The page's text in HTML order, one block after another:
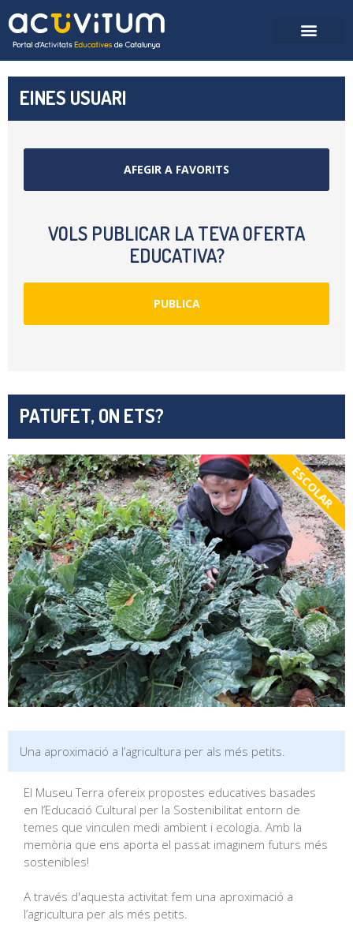
EINES USUARI
AFEGIR A FAVORITS
VOLS PUBLICAR LA TEVA OFERTA
EDUCATIVA?
PUBLICA
PATUFET, ON ETS?
ESCOLAR
Una aproximació a l’agricultura per als més petits.
El Museu Terra ofereix propostes educatives basades
en l’Educació Cultural per la Sostenibilitat entorn de
temes que vinculen medi ambient i ecologia. Amb la
memòria que ens aporta el passat imaginem futurs més
sostenibles!
A través d'aquesta activitat fem una aproximació a
l’agricultura per als més petits.